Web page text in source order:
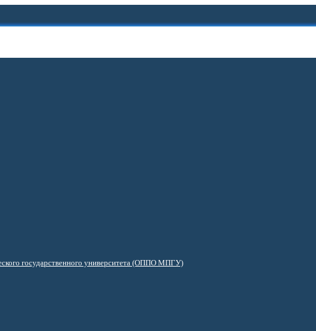
государственного университета (ОППО МПГУ)